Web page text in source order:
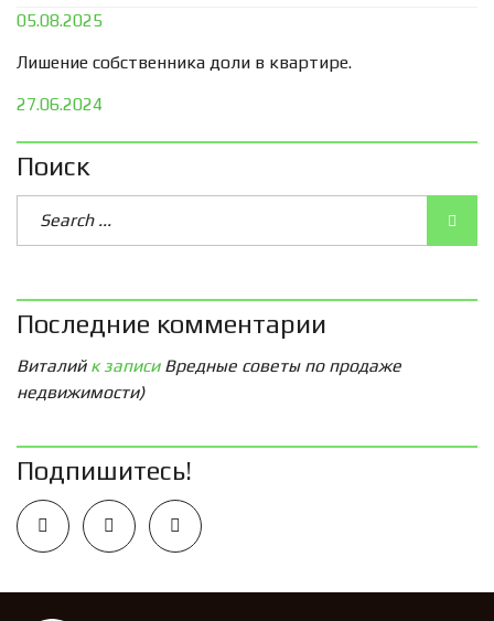
05.08.2025
Лишение собственника доли в квартире.
27.06.2024
Поиск
Последние комментарии
Виталийк записи Вредные советы по продаже
недвижимости)
Подпишитесь!